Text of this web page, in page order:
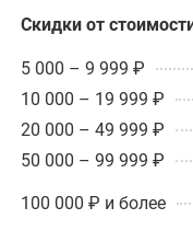
Скидки от
5 000 – 9 999 ₽
10 000 – 19 999 ₽
20 000 – 49 999 ₽
50 000 – 99 999 ₽
100 000 ₽ и более